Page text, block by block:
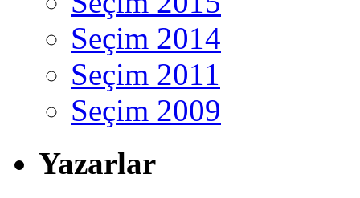
Seçim 2014
Seçim 2011
Seçim 2009
Yazarlar